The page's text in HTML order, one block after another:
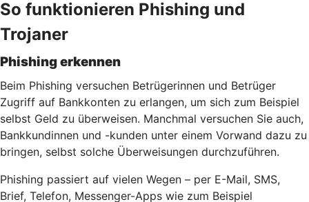
So funktionieren Phishing und
Trojaner
Phishing erkennen
Beim Phishing versuchen Betrügerinnen und Betrüger
Zugriff auf Bankkonten zu erlangen, um sich zum Beispiel
selbst Geld zu überweisen. Manchmal versuchen Sie auch,
Bankkundinnen und -kunden unter einem Vorwand dazu zu
bringen, selbst solche Überweisungen durchzuführen.
Phishing passiert auf vielen Wegen – per E-Mail, SMS,
Brief, Telefon, Messenger-Apps wie zum Beispiel